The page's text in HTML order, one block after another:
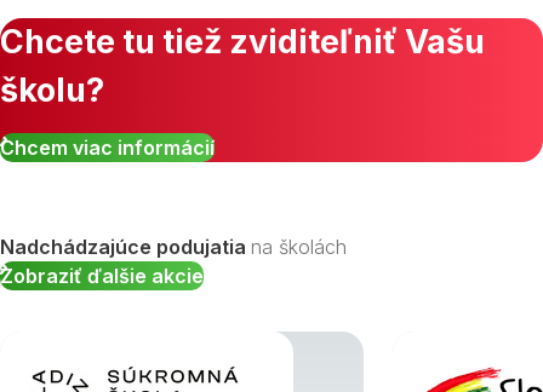
Zobraziť všetky študijné odbory »
Chcete tu tiež zviditeľniť Vašu
školu?
Chcem viac informácií
Nadchádzajúce podujatia na školách
Zobraziť ďalšie akcie